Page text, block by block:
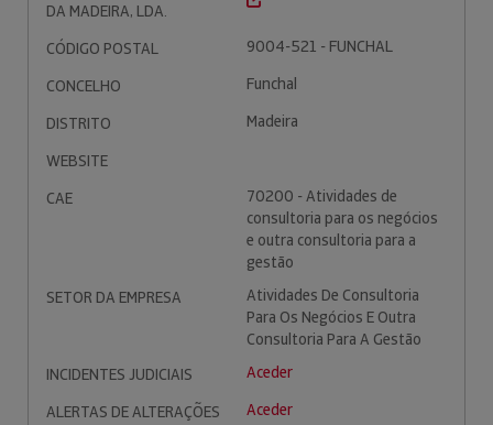
DA MADEIRA, LDA.
CÓDIGO POSTAL
9004-521 - FUNCHAL
CONCELHO
Funchal
DISTRITO
Madeira
WEBSITE
CAE
70200 - Atividades de
consultoria para os negócios
e outra consultoria para a
gestão
SETOR DA EMPRESA
Atividades De Consultoria
Para Os Negócios E Outra
Consultoria Para A Gestão
INCIDENTES JUDICIAIS
Aceder
ALERTAS DE ALTERAÇÕES
Aceder